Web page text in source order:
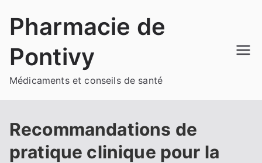
Pharmacie de
Pontivy
Médicaments et conseils de santé
Recommandations de
pratique clinique pour la